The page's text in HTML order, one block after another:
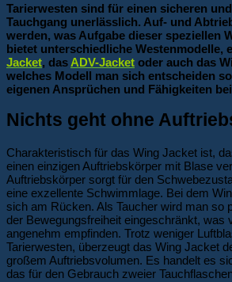
Tarierwesten sind für einen sicheren
Tauchgang unerlässlich. Auf- und
werden, was Aufgabe dieser speziellen
bietet unterschiedliche Westenmodelle,
Jacket, das ADV-Jacket oder auch das
welches Modell man sich entscheiden
eigenen Ansprüchen und Fähigkeiten
Nichts geht ohne
Charakteristisch für das Wing Jacket ist,
einen einzigen Auftriebskörper mit Blase
Auftriebskörper sorgt für den
eine exzellente Schwimmlage. Bei dem
sich am Rücken. Als Taucher wird man so
der Bewegungsfreiheit eingeschränkt, was
angenehm empfinden. Trotz weniger
Tarierwesten, überzeugt das Wing Jacket
großem Auftriebsvolumen. Es handelt es
das für den Gebrauch zweier